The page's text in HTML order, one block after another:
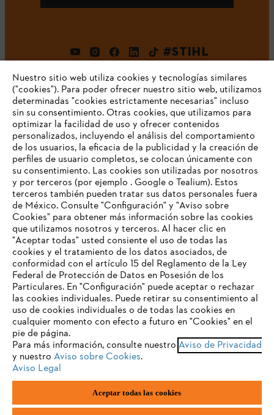
#STIHL
Empresa
Preguntas frecuentes
Contacto
Aviso de privacidad
Aviso de privacidad sobre cookies Información legal
Andreas STIHL S.A. de C.V., con domicilio Kilómetro 117 Autopista
México-Puebla, Nave 30, Parque Industrial FINSA, Cuautlancingo,
TU NAVEGADOR NO ES
COMPATIBLE
El navegador que estás utilizando no es compatible con
nuestra página web. Para que puedas disfrutar de nuestro
contenido, utiliza uno de los siguientes navegadores:
firefox chrome
safari edge
Nuestro sitio web utiliza cookies y tecnologías similares
("cookies"). Para poder ofrecer nuestro sitio web, utilizamos
determinadas "cookies estrictamente necesarias" incluso
sin su consentimiento. Otras cookies, que utilizamos para
optimizar la facilidad de uso y ofrecer contenidos
personalizados, incluyendo el análisis del comportamiento
de los usuarios, la eficacia de la publicidad y la creación de
perfiles de usuario completos, se colocan únicamente con
su consentimiento. Las cookies son utilizadas por nosotros
y por terceros (por ejemplo . Google o Tealium). Estos
terceros también pueden tratar sus datos personales fuera
de México. Consulte "Configuración" y "Aviso sobre
Cookies" para obtener más información sobre las cookies
que utilizamos nosotros y terceros. Al hacer clic en
"Aceptar todas" usted consiente el uso de todas las
cookies y el tratamiento de los datos asociados, de
conformidad con el artículo 15 del Reglamento de la Ley
Federal de Protección de Datos en Posesión de los
Particulares. En "Configuración" puede aceptar o rechazar
las cookies individuales. Puede retirar su consentimiento al
uso de cookies individuales o de todas las cookies en
cualquier momento con efecto a futuro en "Cookies" en el
pie de página.
Para más información, consulte nuestro Aviso de Privacidad
y nuestro Aviso sobre Cookies.
Aviso Legal
Aceptar todas las cookies